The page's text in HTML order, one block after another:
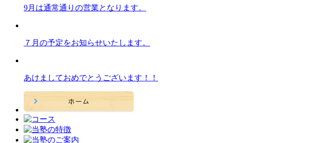
9月は通常通りの営業となります。
７月の予定をお知らせいたします。
あけましておめでとうございます！！